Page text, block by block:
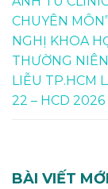
CHUYÊN
NGHỊ KHOA
THƯỜNG
LIỄU TP.HCM
22 – HCD 2026
BÀI VIẾT